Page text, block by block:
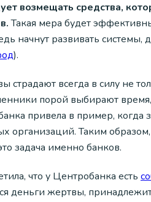
возмещать средства,
Такая мера будет
начнут развивать системы,
).
страдают всегда в силу не
порой выбирают
привела в пример, когда
организаций. Таким
задача именно банков.
что у Центробанка есть
деньги жертвы,